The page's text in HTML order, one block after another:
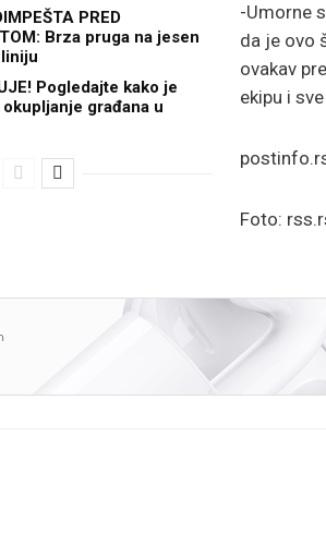
PRED
Brza pruga na jesen
Pogledajte kako je
građana u
-Umorne
da je ovo
ovakav
ekipu i
Foto: